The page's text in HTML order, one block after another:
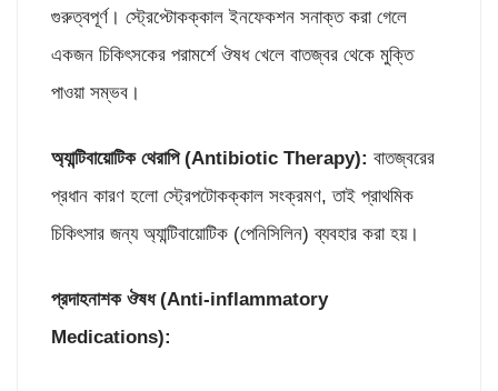
গুরুত্বপূর্ণ। স্ট্রেপ্টোকক্কাল ইনফেকশন সনাক্ত করা গেলে
একজন চিকিৎসকের পরামর্শে ঔষধ খেলে বাতজ্বর থেকে মুক্তি
পাওয়া সম্ভব।
অ্যান্টিবায়োটিক থেরাপি (Antibiotic Therapy): বাতজ্বরের
প্রধান কারণ হলো স্ট্রেপটোকক্কাল সংক্রমণ, তাই প্রাথমিক
চিকিৎসার জন্য অ্যান্টিবায়োটিক (পেনিসিলিন) ব্যবহার করা হয়।
প্রদাহনাশক ঔষধ (Anti-inflammatory
Medications):